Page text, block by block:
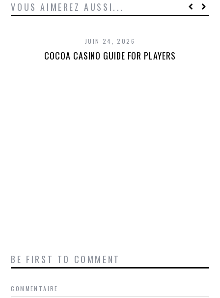
VOUS AIMEREZ AUSSI...
JUIN 24, 2026
COCOA CASINO GUIDE FOR PLAYERS
BE FIRST TO COMMENT
COMMENTAIRE